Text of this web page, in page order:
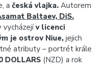
a česká vlajka. Autorem
Baltaev, DiS.
vycházejív licenci
je ostrov Niue,jejich
atributy – portrét krále
DOLLARS (NZD) a rok